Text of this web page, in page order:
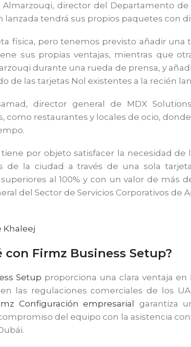
Almarzouqi, director del Departamento
lanzada tendrá sus propios paquetes con
física, pero tenemos previsto añadir
sus propias ventajas, mientras que
durante una rueda de prensa, y
de las tarjetas Nol existentes a la recién
director general de MDX
como restaurantes y locales de ocio,
tiene por objeto satisfacer la necesidad
de la ciudad a través de una sola
al 100% y con un valor de más
del Sector de Servicios Corporativos de
Khaleej
con Firmz Business Setup?
Setup proporciona una clara ventaja
las regulaciones comerciales de los
Configuración empresarial
garantiza
del equipo con la asistencia